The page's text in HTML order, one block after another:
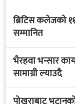
ब्रिटिस कलेजको
सम्मानित
भैरहवा भन्सार
सामाग्री ल्याउदै